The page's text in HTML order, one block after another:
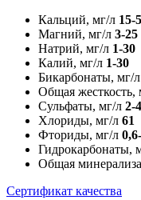
Кальций, мг/л 15-
Магний, мг/л 3-25
Натрий, мг/л 1-30
Калий, мг/л 1-30
Бикарбонаты, мг/л
Общая жесткость,
Сульфаты, мг/л 2-
Хлориды, мг/л 61
Фториды, мг/л
Гидрокарбонаты,
Общая
Сертификат качества